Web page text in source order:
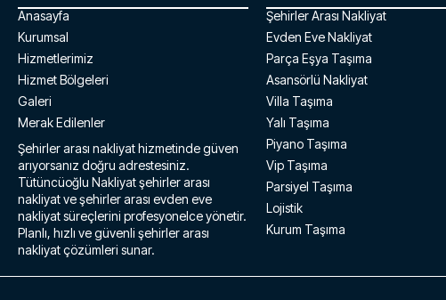
Anasayfa
Kurumsal
Hizmetlerimiz
Hizmet Bölgeleri
Galeri
Merak Edilenler
Şehirler arası nakliyat hizmetinde güven
arıyorsanız doğru adrestesiniz.
Tütüncüoğlu Nakliyat şehirler arası
nakliyat ve şehirler arası evden eve
nakliyat süreçlerini profesyonelce yönetir.
Planlı, hızlı ve güvenli şehirler arası
nakliyat çözümleri sunar.
Şehirler Arası Nakliyat
Evden Eve Nakliyat
Parça Eşya Taşıma
Asansörlü Nakliyat
Villa Taşıma
Yalı Taşıma
Piyano Taşıma
Vip Taşıma
Parsiyel Taşıma
Lojistik
Kurum Taşıma